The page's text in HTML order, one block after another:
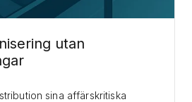
utan
sina affärskritiska